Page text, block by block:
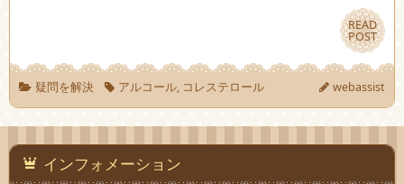
READ
POST
READ
POST
疑問を解決 アルコール, コレステロール webassist
インフォメーション